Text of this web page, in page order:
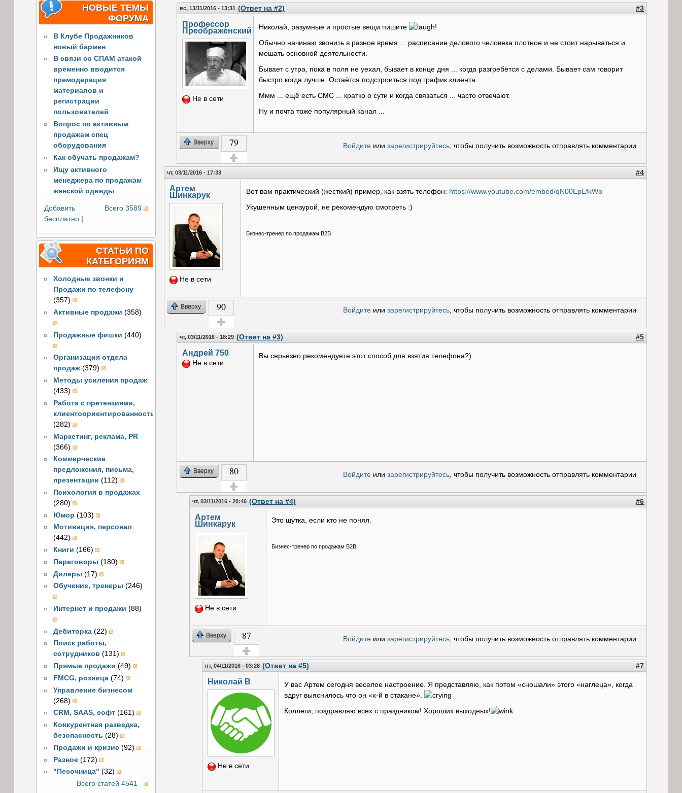
НОВЫЕ ТЕМЫ
ФОРУМА
В Клубе Продажников
новый бармен
В связи со СПАМ атакой
временно вводится
премодерация
материалов и
регистрации
пользователей
Вопрос по активным
продажам спец
оборудования
Как обучать продажам?
Ищу активного
менеджера по продажам
женской одежды
Всего 3589
Добавить
бесплатно|
СТАТЬИ ПО
КАТЕГОРИЯМ
Холодные звонки и
Продажи по телефону
(357)
Активные продажи (358)
Продажные фишки (440)
Организация отдела
продаж (379)
Методы усиления продаж
(433)
Работа с претензиями,
клиентоориентированность
(282)
Маркетинг, реклама, PR
(366)
Коммерческие
предложения, письма,
презентации (112)
Психология в продажах
(280)
Юмор (103)
Мотивация, персонал
(442)
Книги (166)
Переговоры (180)
Дилеры (17)
Обучение, тренеры (246)
Интернет и продажи (88)
Дебиторка (22)
Поиск работы,
сотрудников (131)
Прямые продажи (49)
FMCG, розница (74)
Управление бизнесом
(268)
CRM, SAAS, софт (161)
Конкурентная разведка,
безопасность (28)
Продажи и кризис (92)
Разное (172)
"Песочница" (32)
Всего статей 4541
Голос за!
вс, 13/11/2016 - 13:31 (Ответ на #2) #3
Профессор
Преображенский
Не в сети
Николай, разумные и простые вещи пишите !
Обычно начинаю звонить в разное время ... расписание делового человека плотное и не стоит нарываться и
мешать основной деятельности.
Бывает с утра, пока в поля не уехал, бывает в конце дня ... когда разгребётся с делами. Бывает сам говорит
быстро когда лучше. Остаётся подстроиться под график клиента.
Ммм ... ещё есть СМС ... кратко о сути и когда связаться ... часто отвечают.
Ну и почта тоже популярный канал ...
Вверху 79
Голос за!
Войдитеили зарегистрируйтесь, чтобы получить возможность отправлять комментарии
чт, 03/11/2016 - 17:33 #4
Артем
Шинкарук
Не в сети
Вот вам практический (жесткий) пример, как взять телефон: https://www.youtube.com/embed/qN00EpEfkWo
Укушенным цензурой, не рекомендую смотреть :)
--
Бизнес-тренер по продажам B2B
Вверху 90
Голос за!
Войдитеили зарегистрируйтесь, чтобы получить возможность отправлять комментарии
чт, 03/11/2016 - 18:29 (Ответ на #3) #5
Андрей 750
Не в сети
Вы серьезно рекомендуете этот способ для взятия телефона?)
Вверху 80
Голос за!
Войдитеили зарегистрируйтесь, чтобы получить возможность отправлять комментарии
чт, 03/11/2016 - 20:46 (Ответ на #4) #6
Артем
Шинкарук
Не в сети
Это шутка, если кто не понял.
--
Бизнес-тренер по продажам B2B
Вверху 87
Голос за!
Войдитеили зарегистрируйтесь, чтобы получить возможность отправлять комментарии
пт, 04/11/2016 - 03:28 (Ответ на #5) #7
Николай В
Не в сети
У вас Артем сегодня веселое настроение. Я представляю, как потом «сношали» этого «наглеца», когда
вдруг выяснилось что он «х-й в стакане».
Коллеги, поздравляю всех с праздником! Хороших выходных!